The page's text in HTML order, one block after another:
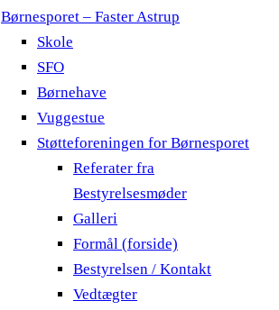
Børnesporet – Faster Astrup
Skole
SFO
Børnehave
Vuggestue
Støtteforeningen for Børnesporet
Referater fra
Bestyrelsesmøder
Galleri
Formål (forside)
Bestyrelsen / Kontakt
Vedtægter